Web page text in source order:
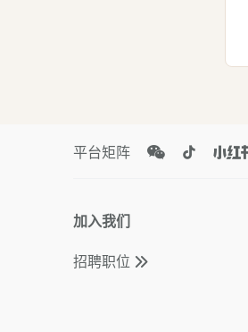
平台矩阵
加入我们
招聘职位